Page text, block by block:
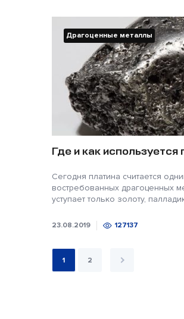
Драгоценные металлы
Где и как используется
Сегодня платина считается
востребованных драгоценных
уступает только золоту,
23.08.2019 127137
1 2